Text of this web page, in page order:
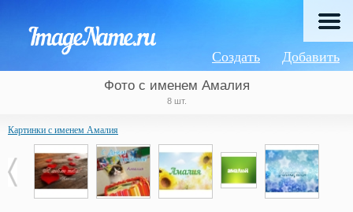
Добавить
Создать
Фото с именем Амалия
8 шт.
Картинки с именем Амалия